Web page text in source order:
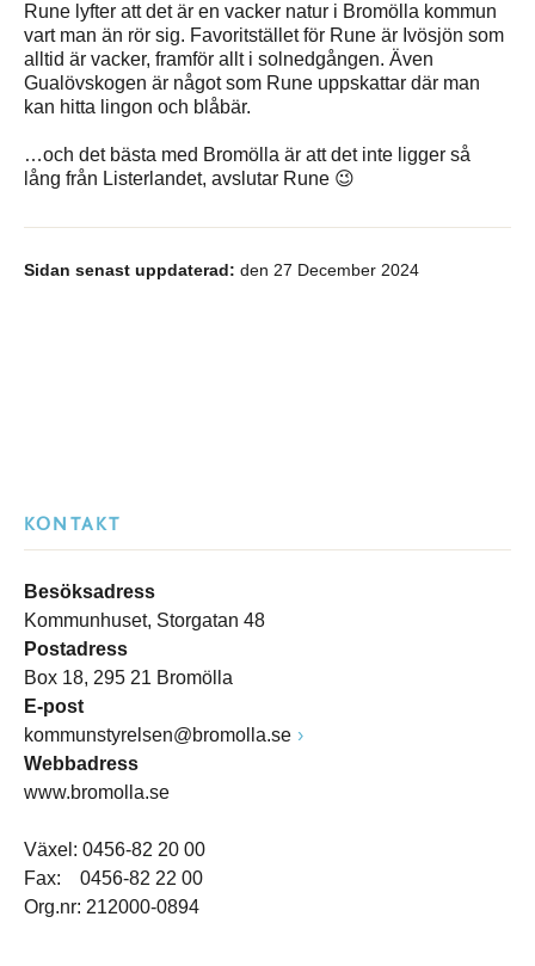
Rune lyfter att det är en vacker natur i Bromölla kommun
vart man än rör sig. Favoritstället för Rune är Ivösjön som
alltid är vacker, framför allt i solnedgången. Även
Gualövskogen är något som Rune uppskattar där man
kan hitta lingon och blåbär.
…och det bästa med Bromölla är att det inte ligger så
lång från Listerlandet, avslutar Rune 😉
Sidan senast uppdaterad: den 27 December 2024
KONTAKT
Besöksadress
Kommunhuset, Storgatan 48
Postadress
Box 18, 295 21 Bromölla
E-post
kommunstyrelsen@bromolla.se
Webbadress
www.bromolla.se
Växel: 0456-82 20 00
Fax: 0456-82 22 00
Org.nr: 212000-0894